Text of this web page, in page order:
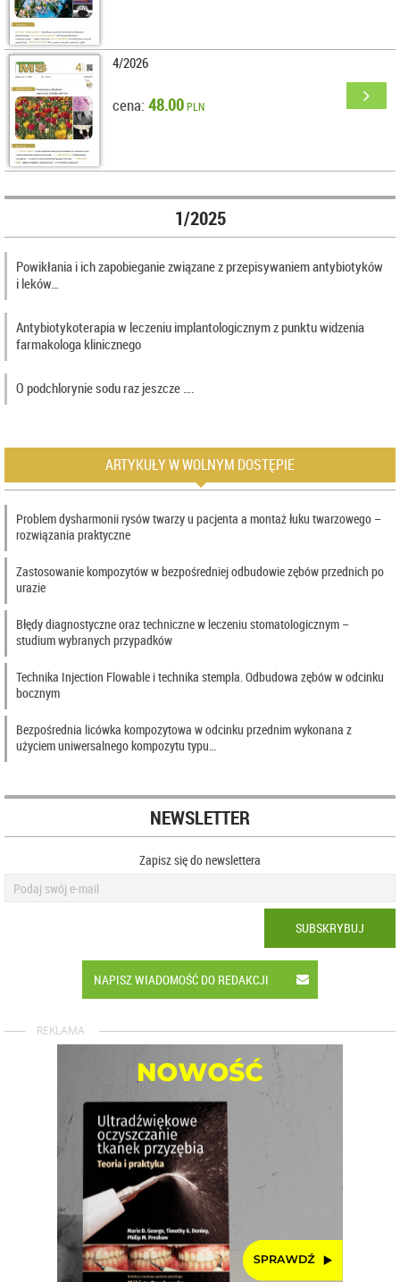
4/2026
cena: 48.00PLN
1/2025
Powikłania i ich zapobieganie związane z przepisywaniem antybiotyków
i leków…
Antybiotykoterapia w leczeniu implantologicznym z punktu widzenia
farmakologa klinicznego
O podchlorynie sodu raz jeszcze ….
ARTYKUŁY W WOLNYM DOSTĘPIE
Problem dysharmonii rysów twarzy u pacjenta a montaż łuku twarzowego –
rozwiązania praktyczne
Zastosowanie kompozytów w bezpośredniej odbudowie zębów przednich po
urazie
Błędy diagnostyczne oraz techniczne w leczeniu stomatologicznym –
studium wybranych przypadków
Technika Injection Flowable i technika stempla. Odbudowa zębów w odcinku
bocznym
Bezpośrednia licówka kompozytowa w odcinku przednim wykonana z
użyciem uniwersalnego kompozytu typu…
NEWSLETTER
Zapisz się do newslettera
SUBSKRYBUJ
NAPISZ WIADOMOŚĆ DO REDAKCJI
REKLAMA